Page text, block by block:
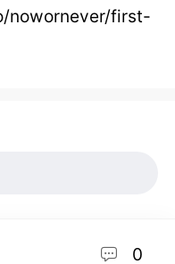
nowornever/first-
0